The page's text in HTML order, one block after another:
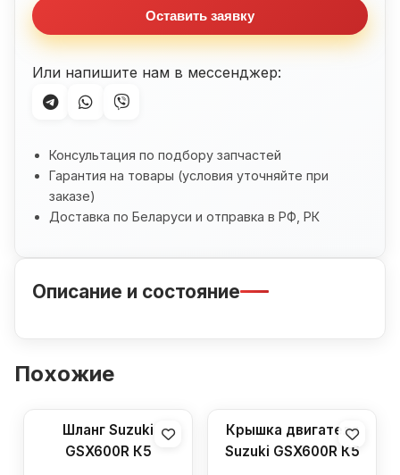
Оставить заявку
Или напишите нам в мессенджер:
Консультация по подбору запчастей
Гарантия на товары (условия уточняйте при
заказе)
Доставка по Беларуси и отправка в РФ, РК
Описание и состояние
Похожие
Шланг Suzuki
GSX600R К5
Крышка двигателя
Suzuki GSX600R К5